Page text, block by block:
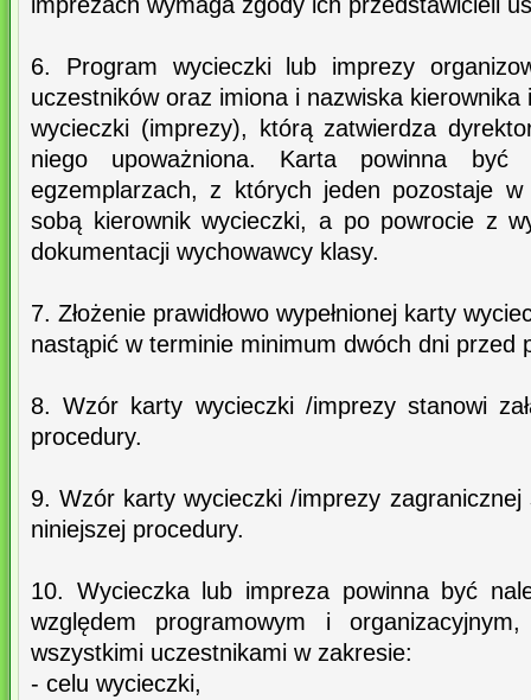
6. Program wycieczki lub imprezy
uczestników oraz imiona i nazwiska
wycieczki (imprezy), którą zatwierdza
niego upoważniona. Karta powinna być
egzemplarzach, z których jeden pozostaje
sobą kierownik wycieczki, a po powrocie z
dokumentacji wychowawcy klasy.
7. Złożenie prawidłowo wypełnionej karty
nastąpić w terminie minimum dwóch dni przed
8. Wzór karty wycieczki /imprezy stanowi
procedury.
9. Wzór karty wycieczki /imprezy zagranicznej
niniejszej procedury.
10. Wycieczka lub impreza powinna być
względem programowym i
wszystkimi uczestnikami w zakresie:
- celu wycieczki,